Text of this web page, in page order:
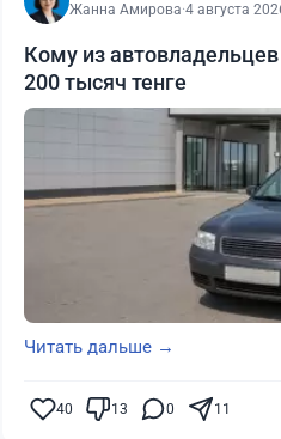
Жанна Амирова·4 августа
Кому из
200 тысяч тенге
Читать дальше →
40 13 0 11